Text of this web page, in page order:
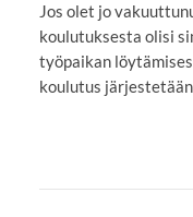
Jos olet jo
koulutuksesta olisi
työpaikan
koulutus